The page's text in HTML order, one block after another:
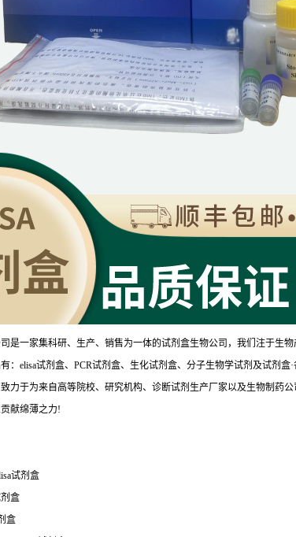
是一家集科研、生产、销售为一体的试剂盒生物公司，我们注于生
：elisa试剂盒、PCR试剂盒、生化试剂盒、分子生物学试剂及试剂
力于为来自高等院校、研究机构、诊断试剂生产厂家以及生物制药
献绵薄之力!
试剂盒
盒
盒